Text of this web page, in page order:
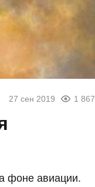
27 сен 2019 1 867
фоне авиации.